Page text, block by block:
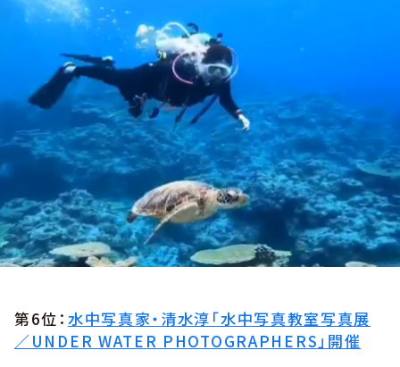
第6位： 水中写真家・清水淳「水中写真教室写真展
／UNDER WATER PHOTOGRAPHERS」開催